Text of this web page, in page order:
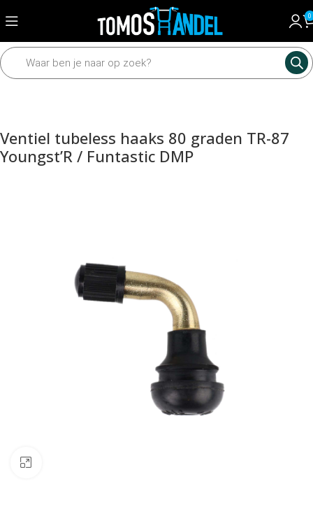
0
Home Framedelen Banden Banden en toebehoren
Ventiel tubeless haaks 80 graden TR-87
Youngst’R / Funtastic DMP